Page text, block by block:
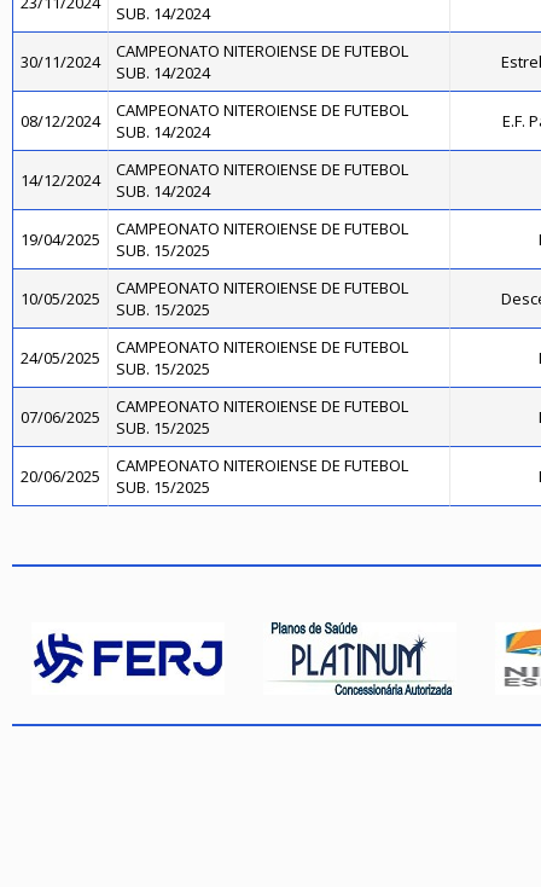
SUB. 14/2024
30/11/2024
CAMPEONATO NITEROIENSE DE FUTEBOL
SUB. 14/2024
08/12/2024
CAMPEONATO NITEROIENSE DE FUTEBOL
SUB. 14/2024
E.F.
14/12/2024
CAMPEONATO NITEROIENSE DE FUTEBOL
SUB. 14/2024
19/04/2025
CAMPEONATO NITEROIENSE DE FUTEBOL
SUB. 15/2025
10/05/2025
CAMPEONATO NITEROIENSE DE FUTEBOL
SUB. 15/2025
24/05/2025
CAMPEONATO NITEROIENSE DE FUTEBOL
SUB. 15/2025
07/06/2025
CAMPEONATO NITEROIENSE DE FUTEBOL
SUB. 15/2025
20/06/2025
CAMPEONATO NITEROIENSE DE FUTEBOL
SUB. 15/2025